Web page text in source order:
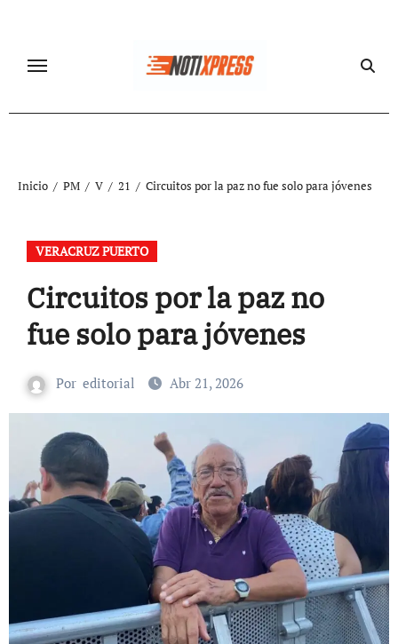
contenido
Inicio PM V 21 Circuitos por la paz no fue solo para jóvenes
VERACRUZ PUERTO
Circuitos por la paz no
fue solo para jóvenes
Por editorial Abr 21, 2026